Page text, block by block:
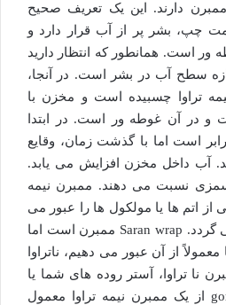
دارند. این یک تعریف صحیح
بشر پر از آب قرار دارد و
ور است. همانطور که انتظار دارید
سطح آب در بشر است. در آنجا،
تراوا چسبیده است و مخزن با
و در آن غوطه ور است. در ابتدا
است اما با گذشت زمان، وقایع
آب داخل مخزن افزایش می یابد.
نسبت می دهند. ممبرن نیمه
اتم ها یا مولکول ها را عبور می
دهد، اما مانع عبور بقیه می گردد. Saran wrap ممبرن است اما
از آن عبور می دهیم، ناتراوا
نا تراوا، آستر روده های شما یا
دیوار سلول است gore- tex از یک ممبرن نیمه تراوا معمول